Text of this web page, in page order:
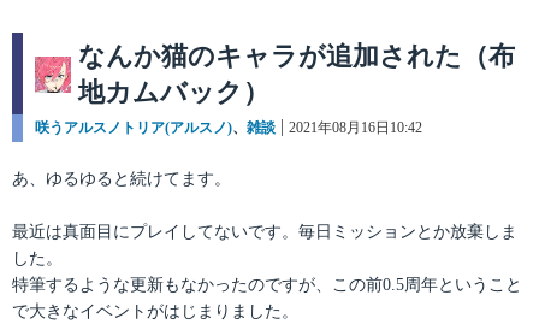
なんか猫のキャラが追加された（布
地カムバック）
カ
ゴ
ー
咲うアルスノトリア(アルスノ)、 雑談
投
2021年08月16日10:42
あ、ゆるゆると続けてます。
最近は真面目にプレイしてないです。毎日ミッションとか放棄しま
した。
特筆するような更新もなかったのですが、この前0.5周年ということ
で大きなイベントがはじまりました。